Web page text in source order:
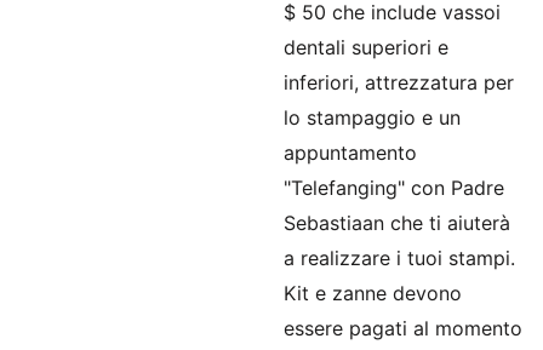
$ 50 che include vassoi
dentali superiori e
inferiori, attrezzatura per
lo stampaggio e un
appuntamento
"Telefanging" con Padre
Sebastiaan che ti aiuterà
a realizzare i tuoi stampi.
Kit e zanne devono
essere pagati al momento